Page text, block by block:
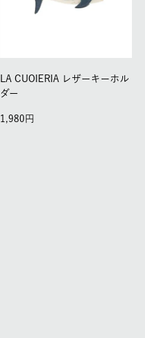
LA CUOIERIA レザーキーホル
ダー
1,980